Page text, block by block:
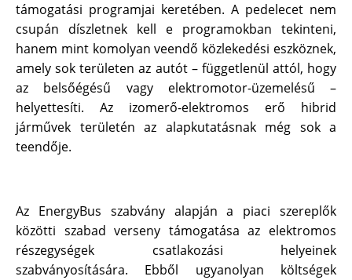
támogatási programjai keretében. A pedelecet nem
csupán díszletnek kell e programokban tekinteni,
hanem mint komolyan veendő közlekedési eszköznek,
amely sok területen az autót – függetlenül attól, hogy
az belsőégésű vagy elektromotor-üzemelésű –
helyettesíti. Az izomerő-elektromos erő hibrid
járművek területén az alapkutatásnak még sok a
teendője.
Az EnergyBus szabvány alapján a piaci szereplők
közötti szabad verseny támogatása az elektromos
részegységek csatlakozási helyeinek
szabványosítására. Ebből ugyanolyan költségek